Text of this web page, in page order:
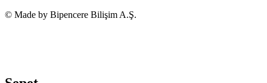
© Made by Bipencere Bilişim A.Ş.